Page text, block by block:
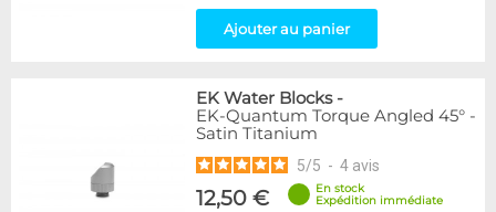
Ajouter au panier
EK Water Blocks-
EK-Quantum Torque Angled 45° -
Satin Titanium
5/5 - 4 avis
12,50 €
En stock
Expédition immédiate